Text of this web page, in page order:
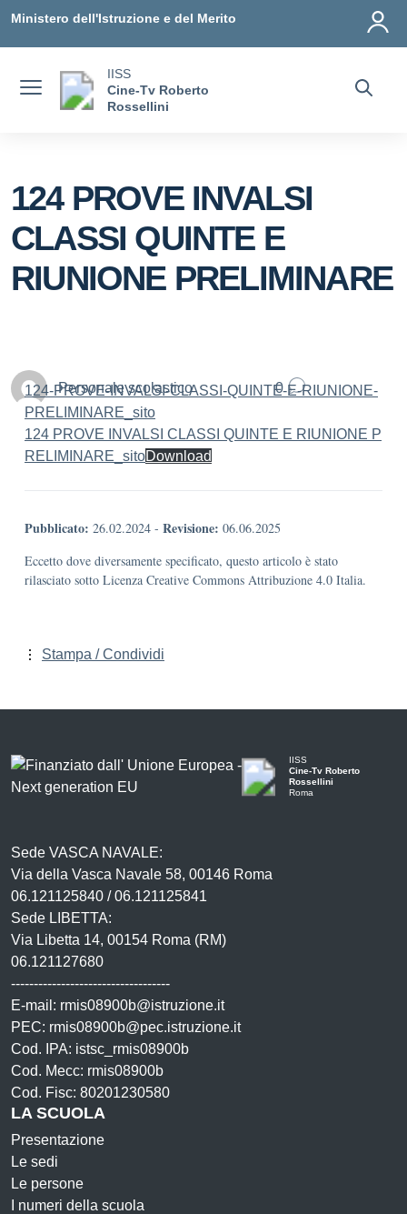
Ministero dell'Istruzione e del Merito
IISS
Cine-Tv Roberto
Rossellini
124 PROVE INVALSI
CLASSI QUINTE E
RIUNIONE PRELIMINARE
Personale scolastico 0
124-PROVE-INVALSI-CLASSI-QUINTE-E-RIUNIONE-
PRELIMINARE_sito
124 PROVE INVALSI CLASSI QUINTE E RIUNIONE P
RELIMINARE_sitoDownload
Pubblicato: 26.02.2024 - Revisione: 06.06.2025
Eccetto dove diversamente specificato, questo articolo è stato
rilasciato sotto Licenza Creative Commons Attribuzione 4.0 Italia.
Stampa / Condividi
IISS
Cine-Tv Roberto
Rossellini
Roma
Sede VASCA NAVALE:
Via della Vasca Navale 58, 00146 Roma
06.121125840 / 06.121125841
Sede LIBETTA:
Via Libetta 14, 00154 Roma (RM)
06.121127680
-----------------------------------
E-mail: rmis08900b@istruzione.it
PEC: rmis08900b@pec.istruzione.it
Cod. IPA: istsc_rmis08900b
Cod. Mecc: rmis08900b
Cod. Fisc: 80201230580
LA SCUOLA
Presentazione
Le sedi
Le persone
I numeri della scuola